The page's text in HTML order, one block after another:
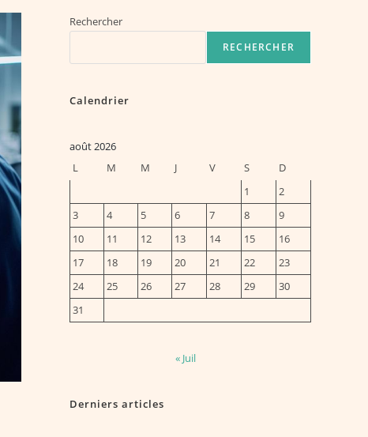
Rechercher
RECHERCHER
Calendrier
août 2026
L
M M J V S
D
1
2
3
4 5 6 7 8
9
10
11 12 13 14 15
16
17
18 19 20 21 22
23
24
25 26 27 28 29
30
31
« Juil
Derniers articles